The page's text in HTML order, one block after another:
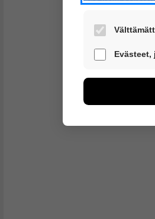
NämäEvästeet,
voimme
esimerkiksi
Voit valita,